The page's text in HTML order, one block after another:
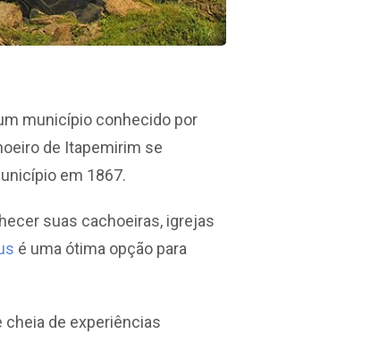
município conhecido por
de Itapemirim se
em 1867.
suas cachoeiras, igrejas
é uma ótima opção para
de experiências